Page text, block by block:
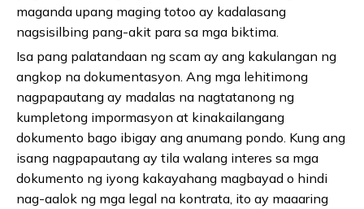
maganda upang maging totoo ay kadalasang
nagsisilbing pang-akit para sa mga biktima.
Isa pang palatandaan ng scam ay ang kakulangan ng
angkop na dokumentasyon. Ang mga lehitimong
nagpapautang ay madalas na nagtatanong ng
kumpletong impormasyon at kinakailangang
dokumento bago ibigay ang anumang pondo. Kung ang
isang nagpapautang ay tila walang interes sa mga
dokumento ng iyong kakayahang magbayad o hindi
nag-aalok ng mga legal na kontrata, ito ay maaaring